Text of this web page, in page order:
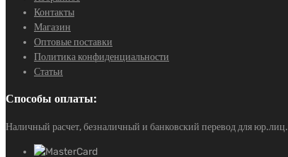
Контакты
Магазин
Оптовые поставки
Политика конфиденциальности
Статьи
Способы оплаты:
Наличный расчет, безналичный и банковский перевод для юр.лиц.